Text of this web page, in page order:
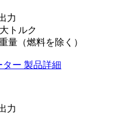
力
トルク
量（燃料を除く）
ター 製品詳細
力